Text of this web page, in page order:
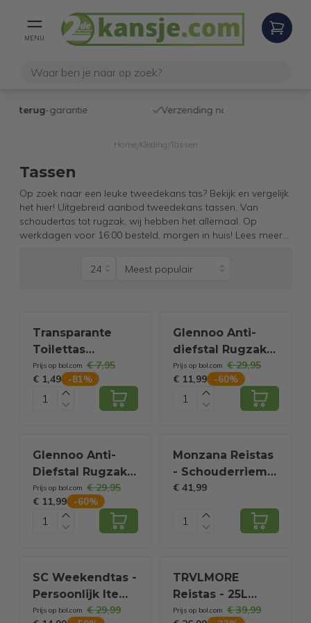
MENU
Verzending naar NL en BE
Home/ Kleding Tassen
Tassen
Op zoek naar een leuke tweedekans tas? Bekijk en vergelijk
het hier! Uitgebreid aanbod tweedekans tassen. Van
schoudertas tot rugzak, wij hebben het allemaal. Op
werkdagen voor 16:00 besteld, morgen in huis! Lees meer...
Transparante
Toilettas
Organizer –
Reistas &
Handbagage Bag
Pouch
Prijs op bol.com € 7,95
€ 1,49
-81%
Glennoo Anti-
diefstal Rugzak
Dames - Rugtas
dames - PU leer -
Zwart
Prijs op bol.com € 29,95
€ 11,99
-60%
Glennoo Anti-
Diefstal Rugzak
En Schoudertas –
Voorzien Van
Verborgen Rits
PU-Leer En
Versterkte
Handgreep –
Prijs op bol.com € 29,95
€ 11,99
-60%
Monzana Reistas
- Schouderriem
90L 70x35x35cm
€ 41,99
SC Weekendtas -
Persoonlijk Item
- Handbagage
Prijs op bol.com € 29,99
TRVLMORE
Reistas - 25L
Rugzak -
Prijs op bol.com € 39,99